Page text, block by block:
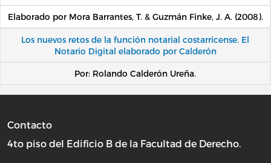
Elaborado por Mora Barrantes, T. & Guzmán Finke, J. A. (2008).
Los nuevos retos de la función notarial costarricense. El
Notario Digital elaborado por Calderón
Por: Rolando Calderón Ureña.
Contacto
4to piso del Edificio B de la Facultad de Derecho.